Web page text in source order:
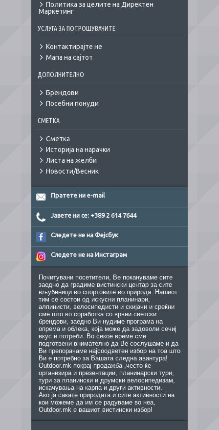
Политика за целите на Директен
Маркетинг
УСЛУГА ЗА ПОТРОШУВАЧИТЕ
Контактирајте не
Мапа на сајтот
ДОПОЛНИТЕЛНО
Брендови
Посебни понуди
СМЕТКА
Сметка
Историја на нарачки
Листа на желби
Новости/Весник
Пратете ни e-mail
Јавете ни се: +389 2 614 7644
Следете не на Фејсбук
Следете не на Инстаграм
Почитувани посетители, Ве покануваме сите
заедно да градиме вистински центар за сите
вљубеници во спортовите во природа. Нашиот
тим се состои од искусни планинари,
алпинисти, велосипедисти и скијачи и среќни
сме што во соработка со врвни светски
брендови, заедно Ви нудиме програма на
опрема и облека, која може да задоволи сечиј
вкус и потреби. Во секое време сме
подготвени внимателно да Ве сослушаме и да
Ви препорачаме најсоодветен избор на тоа што
Ви е потребно за Вашата следна авантура!
Outdoor.mk покрај продажба ,често ќе
организира и презентации, планинарски тури,
тури за планински и друмски велосипедизам,
искачувања на карпа и други активности.
Ако ја сакате природата и сите активности на
кои можеме да им се радуваме во неа,
Outdoor.mk е вашиот вистински избор!